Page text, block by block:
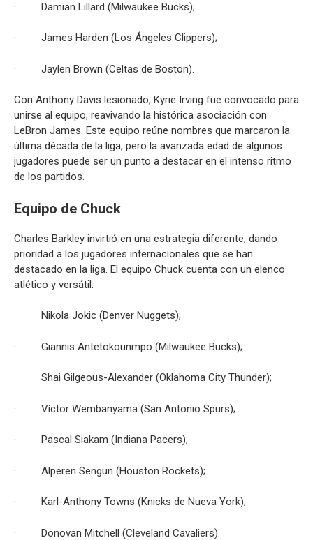
· Damian Lillard (Milwaukee Bucks);
· James Harden (Los Ángeles Clippers);
· Jaylen Brown (Celtas de Boston).
Con Anthony Davis lesionado, Kyrie Irving fue convocado para
unirse al equipo, reavivando la histórica asociación con
LeBron James. Este equipo reúne nombres que marcaron la
última década de la liga, pero la avanzada edad de algunos
jugadores puede ser un punto a destacar en el intenso ritmo
de los partidos.
Equipo de Chuck
Charles Barkley invirtió en una estrategia diferente, dando
prioridad a los jugadores internacionales que se han
destacado en la liga. El equipo Chuck cuenta con un elenco
atlético y versátil:
· Nikola Jokic (Denver Nuggets);
· Giannis Antetokounmpo (Milwaukee Bucks);
· Shai Gilgeous-Alexander (Oklahoma City Thunder);
· Víctor Wembanyama (San Antonio Spurs);
· Pascal Siakam (Indiana Pacers);
· Alperen Sengun (Houston Rockets);
· Karl-Anthony Towns (Knicks de Nueva York);
· Donovan Mitchell (Cleveland Cavaliers).